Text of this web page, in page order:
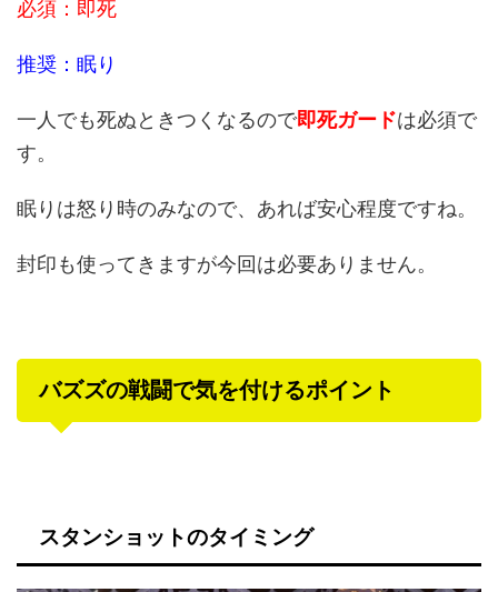
必須：即死
推奨：眠り
一人でも死ぬときつくなるので即死ガードは必須で
す。
眠りは怒り時のみなので、あれば安心程度ですね。
封印も使ってきますが今回は必要ありません。
バズズの戦闘で気を付けるポイント
スタンショットのタイミング